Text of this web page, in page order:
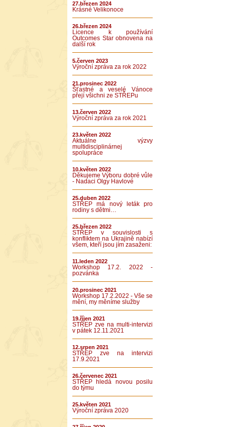
27.březen 2024
Krásné Velikonoce
26.březen 2024
Licence k používání
Outcomes Star obnovena na
další rok
5.červen 2023
Výroční zpráva za rok 2022
21.prosinec 2022
Šťastné a veselé Vánoce
přejí všichni ze STŘEPu
13.červen 2022
Výroční zpráva za rok 2021
23.květen 2022
Aktuálne výzvy
multidisciplinárnej
spolupráce
10.květen 2022
Děkujeme Výboru dobré vůle
- Nadaci Olgy Havlové
25.duben 2022
STŘEP má nový leták pro
rodiny s dětmi…
25.březen 2022
STŘEP v souvislosti s
konfliktem na Ukrajině nabízí
všem, kteří jsou jím zasaženi:
11.leden 2022
Workshop 17.2. 2022 -
pozvánka
20.prosinec 2021
Workshop 17.2.2022 - Vše se
mění, my měníme služby
19.říjen 2021
STŘEP zve na multi-intervizi
v pátek 12.11.2021
12.srpen 2021
STŘEP zve na intervizi
17.9.2021
26.červenec 2021
STŘEP hledá novou posilu
do týmu
25.květen 2021
Výroční zpráva 2020